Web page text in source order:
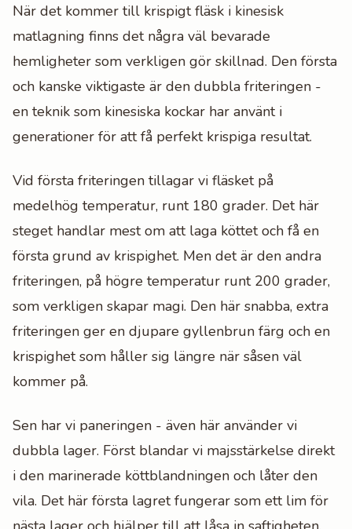
När det kommer till krispigt fläsk i kinesisk
matlagning finns det några väl bevarade
hemligheter som verkligen gör skillnad. Den första
och kanske viktigaste är den dubbla friteringen -
en teknik som kinesiska kockar har använt i
generationer för att få perfekt krispiga resultat.
Vid första friteringen tillagar vi fläsket på
medelhög temperatur, runt 180 grader. Det här
steget handlar mest om att laga köttet och få en
första grund av krispighet. Men det är den andra
friteringen, på högre temperatur runt 200 grader,
som verkligen skapar magi. Den här snabba, extra
friteringen ger en djupare gyllenbrun färg och en
krispighet som håller sig längre när såsen väl
kommer på.
Sen har vi paneringen - även här använder vi
dubbla lager. Först blandar vi majsstärkelse direkt
i den marinerade köttblandningen och låter den
vila. Det här första lagret fungerar som ett lim för